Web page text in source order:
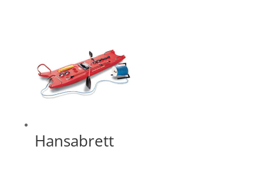
Hansabrett